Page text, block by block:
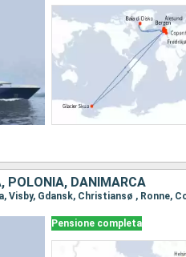
POLONIA, DANIMARCA
Visby, Gdansk, Christiansø , Ronne,
Pensione completa